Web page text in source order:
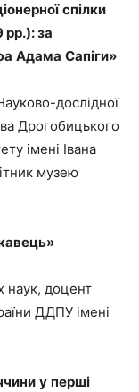
спілки
рр.):за
Адама Сапіги»
дослідної
Дрогобицького
імені Івана
музею
»
наук, доцент
ДДПУ імені
у перші